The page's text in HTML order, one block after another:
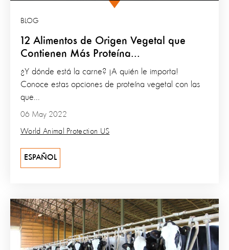
12 Alimentos de Origen Vegetal que
Contienen Más Proteína...
BLOG
06 May 2022
World Animal Protection US
¿Y dónde está la carne? ¡A quién le importa!
Conoce estas opciones de proteína vegetal con las
que...
ESPAÑOL